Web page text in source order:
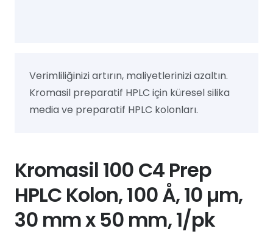
Verimliliğinizi artırın, maliyetlerinizi azaltın.
Kromasil preparatif HPLC için küresel silika
media ve preparatif HPLC kolonları.
Kromasil 100 C4 Prep
HPLC Kolon, 100 Å, 10 µm,
30 mm x 50 mm, 1/pk